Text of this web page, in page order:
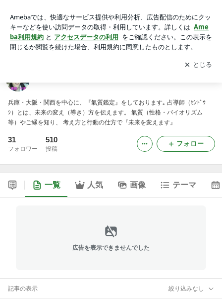
アプリをダウンロードして ブログの更新通知
を受け取りまし
ょう。
開く
兵庫・大阪・関西を中心に、『氣質鑑定』をしております｡ 占導師（ｾﾝﾄﾞｳ
ｼ）とは、未来の変え（導き）方を伝えます。 氣質（性格・バイオリズム
等）やご縁を知り、 考え方と行動の仕方で『未来を変えます』
31
フォロワー
510
投稿
フォロー
一覧 人気 画像 テーマ
広告を表示できませんでした
記事の表示 絞り込みなし